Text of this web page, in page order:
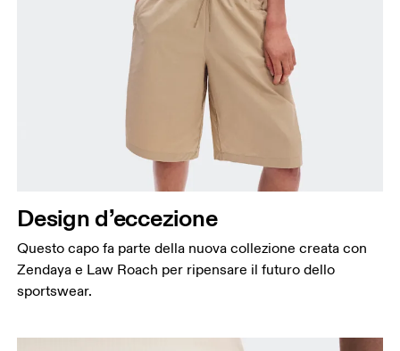
Design d’eccezione
Questo capo fa parte della nuova collezione creata con
Zendaya e Law Roach per ripensare il futuro dello
sportswear.